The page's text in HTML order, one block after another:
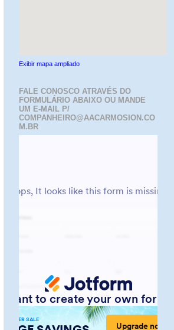
Exibir mapa ampliado
FALE CONOSCO ATRAVÉS DO
FORMULÁRIO ABAIXO OU MANDE
UM E-MAIL P/
COMPANHEIRO@AACARMOSION.CO
M.BR